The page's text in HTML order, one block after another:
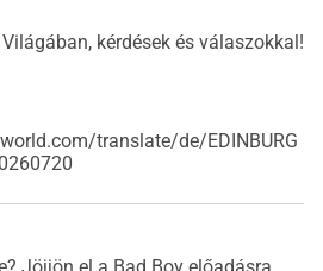
kérdések és válaszokkal!
translate/de/EDINBURG